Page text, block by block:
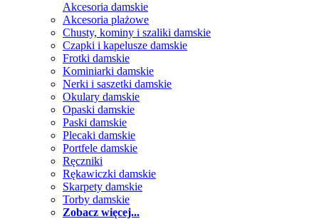
Akcesoria damskie
Akcesoria plażowe
Chusty, kominy i szaliki damskie
Czapki i kapelusze damskie
Frotki damskie
Kominiarki damskie
Nerki i saszetki damskie
Okulary damskie
Opaski damskie
Paski damskie
Plecaki damskie
Portfele damskie
Ręczniki
Rękawiczki damskie
Skarpety damskie
Torby damskie
Zobacz więcej...